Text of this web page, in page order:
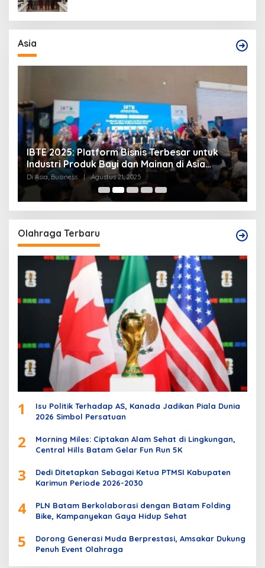
Asia
IBTE 2025: Platform Bisnis Terbesar untuk
Industri Produk Bayi dan Mainan di Asia
Tenggara
Di Asia, Business | Agustus 21, 2025
Olahraga Terbaru
1
Isu Politik Terhadap AS, Kanada Jadikan Piala Dunia
2026 Simbol Persatuan
2
Morning Miles: Ciptakan Alam Sehat di Lingkungan,
Central Hills Batam Gelar Fun Run 5K
3
Dedi Ditetapkan Sebagai Ketua PTMSI Kabupaten
Karimun Periode 2026-2030
4
PLN Batam Berkolaborasi dengan Batam Folding
Bike, Kampanyekan Gaya Hidup Sehat
5
Dorong Generasi Muda Berprestasi, Amsakar Dukung
Penuh Event Olahraga